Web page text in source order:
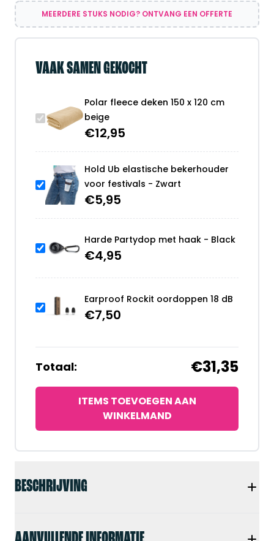
BESCHRIJVING
MEERDERE STUKS NODIG? ONTVANG EEN OFFERTE
VAAK SAMEN GEKOCHT
Polar fleece deken 150 x 120 cm
beige
€12,95
Hold Ub elastische bekerhouder
voor festivals - Zwart
€5,95
Harde Partydop met haak - Black
€4,95
Earproof Rockit oordoppen 18 dB
€7,50
Totaal: €31,35
ITEMS TOEVOEGEN AAN
WINKELMAND